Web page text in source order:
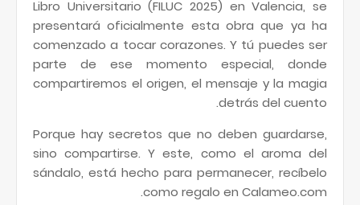
Libro Universitario (FILUC 2025) en Valencia, se
presentará oficialmente esta obra que ya ha
comenzado a tocar corazones. Y tú puedes ser
parte de ese momento especial, donde
compartiremos el origen, el mensaje y la magia
detrás del cuento.
Porque hay secretos que no deben guardarse,
sino compartirse. Y este, como el aroma del
sándalo, está hecho para permanecer, recíbelo
como regalo en Calameo.com.